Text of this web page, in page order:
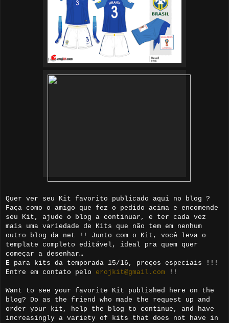
Quer ver seu Kit favorito publicado aqui no blog ?
Faça como o amigo que fez o pedido acima e encomende
seu Kit, ajude o blog a continuar, e ter cada vez
mais uma variedade de Kits que não tem em nenhum
outro blog da net !! Junto com o Kit, você leva o
template completo editável, ideal pra quem quer
começar a desenhar…
E para kits da temporada 15/16, preços especiais !!!
Entre em contato pelo erojkit@gmail.com !!
Want to see your favorite Kit published here on the
blog? Do as the friend who made the request up and
order your kit, help the blog to continue, and have
increasingly a variety of kits that does not have in